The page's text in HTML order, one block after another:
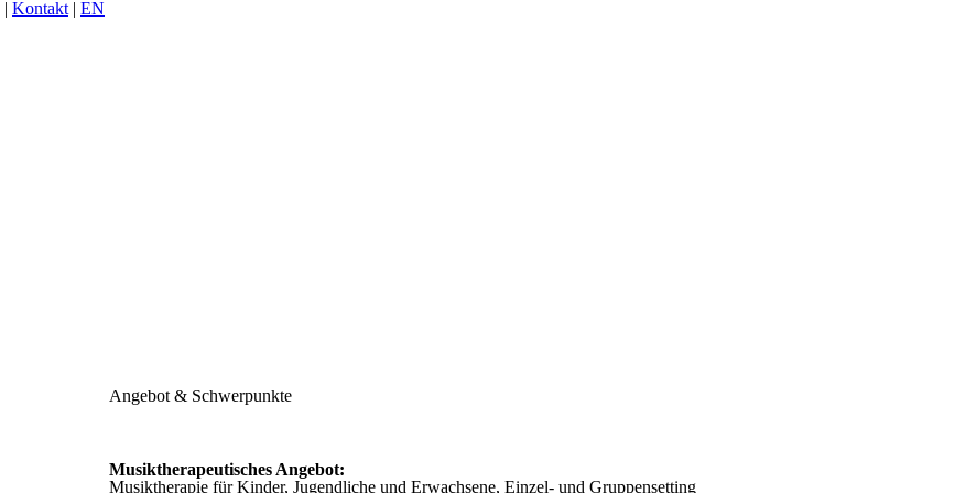
| Kontakt | EN
Angebot & Schwerpunkte
Musiktherapeutisches Angebot:
Musiktherapie für Kinder, Jugendliche und Erwachsene, Einzel- und Gruppensetting